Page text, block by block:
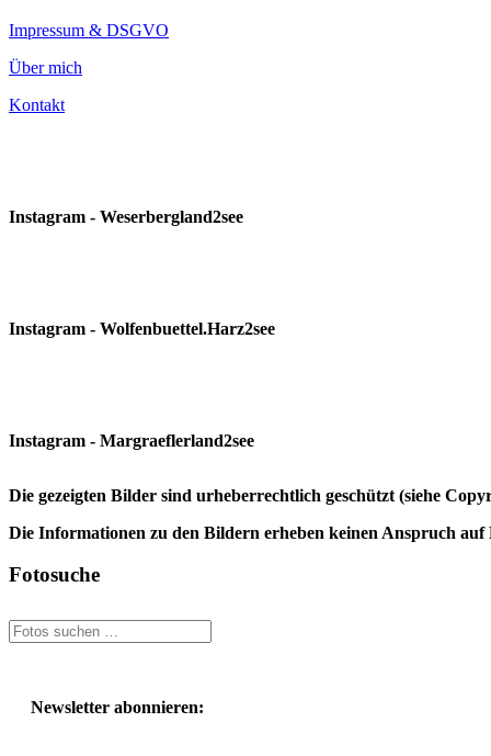
Impressum & DSGVO
Über mich
Kontakt
Instagram - Weserbergland2see
Instagram - Wolfenbuettel.Harz2see
Instagram - Margraeflerland2see
Die gezeigten Bilder sind urheberrechtlich geschützt (siehe
Die Informationen zu den Bildern erheben keinen Anspruch
Fotosuche
Newsletter abonnieren: